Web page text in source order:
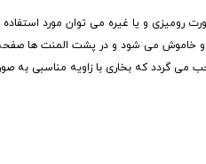
توان مورد استفاده قرار داد.ابعاد آن 6*23*32
می شود و در پشت المنت ها صفحه